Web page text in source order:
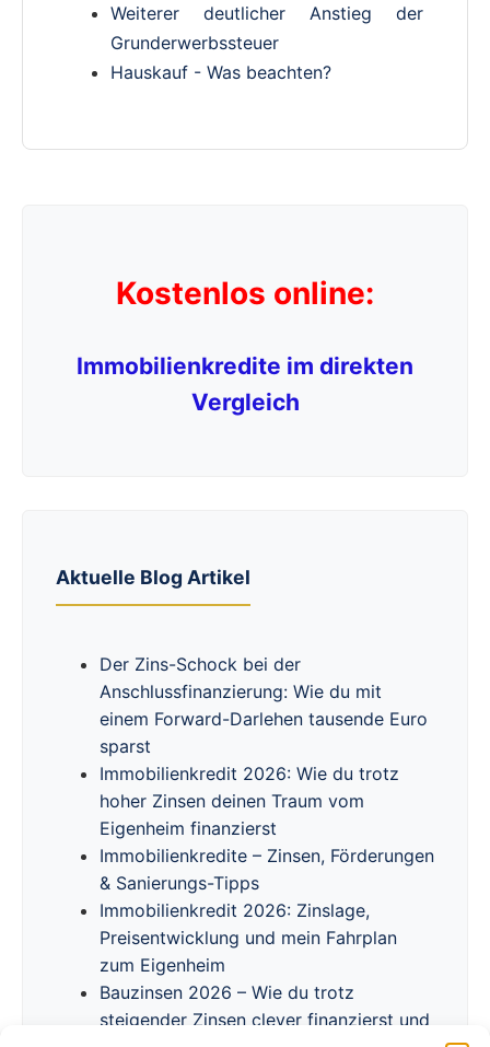
Weiterer deutlicher Anstieg der
Grunderwerbssteuer
Hauskauf - Was beachten?
Kostenlos online:
Immobilienkredite im direkten
Vergleich
Aktuelle Blog Artikel
Der Zins-Schock bei der
Anschlussfinanzierung: Wie du mit
einem Forward-Darlehen tausende Euro
sparst
Immobilienkredit 2026: Wie du trotz
hoher Zinsen deinen Traum vom
Eigenheim finanzierst
Immobilienkredite – Zinsen, Förderungen
& Sanierungs-Tipps
Immobilienkredit 2026: Zinslage,
Preisentwicklung und mein Fahrplan
zum Eigenheim
Bauzinsen 2026 – Wie du trotz
steigender Zinsen clever finanzierst und